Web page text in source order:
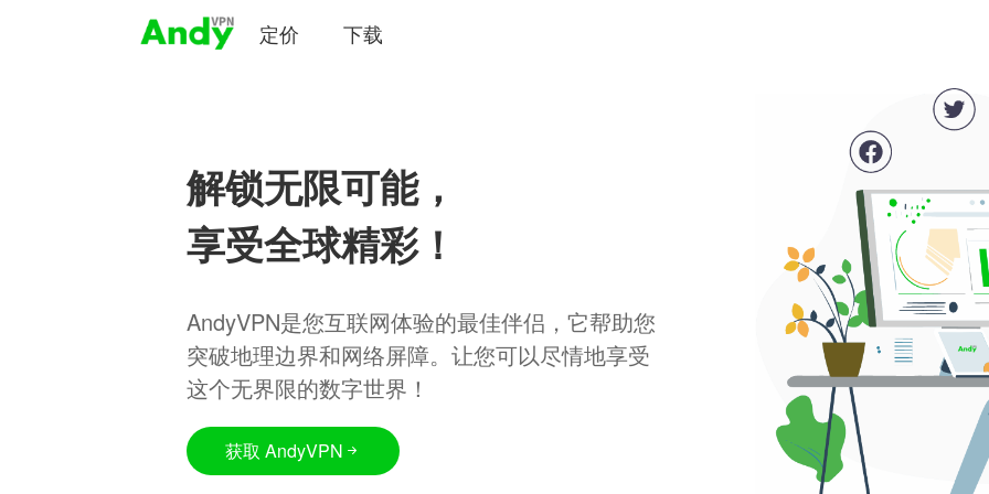
定价 下载
解锁无限可能，
享受全球精彩！
AndyVPN是您互联网体验的最佳伴侣，它帮助您
突破地理边界和网络屏障。让您可以尽情地享受
这个无界限的数字世界！
获取 AndyVPN